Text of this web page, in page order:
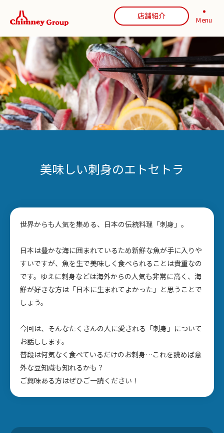
店舗紹介 Menu
美味しい刺身のエトセトラ
世界からも人気を集める、日本の伝統料理「刺身」。
日本は豊かな海に囲まれているため新鮮な魚が手に入りや
すいですが、魚を生で美味しく食べられることは貴重なの
です。ゆえに刺身などは海外からの人気も非常に高く、海
鮮が好きな方は「日本に生まれてよかった」と思うことで
しょう。
今回は、そんなたくさんの人に愛される「刺身」について
お話しします。
普段は何気なく食べているだけのお刺身…これを読めば意
外な豆知識も知れるかも？
ご興味ある方はぜひご一読ください！